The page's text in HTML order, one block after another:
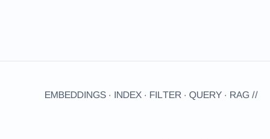
// EMBEDDINGS · INDEX · FILTER · QUERY · RAG